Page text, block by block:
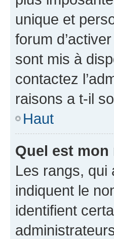
unique et
forum
sont mis à
contactez
raisons a t-il
Haut
Quel est
Les rangs, qui
indiquent le
identifient